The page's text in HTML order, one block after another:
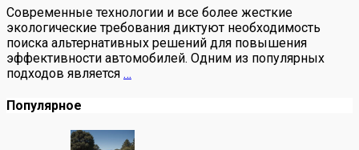
Современные технологии и все более жесткие
экологические требования диктуют необходимость
поиска альтернативных решений для повышения
эффективности автомобилей. Одним из популярных
подходов является …
Популярное